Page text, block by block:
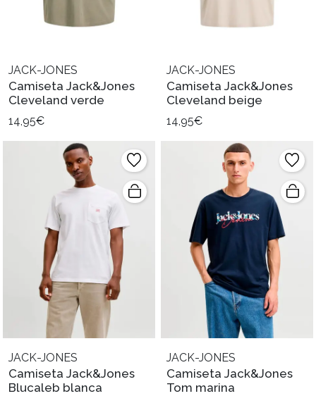
JACK-JONES
Camiseta Jack&Jones
Cleveland verde
14,95€
JACK-JONES
Camiseta Jack&Jones
Cleveland beige
14,95€
JACK-JONES
Camiseta Jack&Jones
Blucaleb blanca
JACK-JONES
Camiseta Jack&Jones
Tom marina